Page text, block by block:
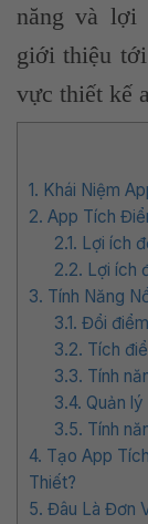
năng và lợi
giới thiệu
vực thiết kế
1. Khái Niệm
2. App Tích
2.1. Lợi ích
2.2. Lợi ích
3. Tính Năng
3.1. Đổi
3.2. Tích
3.3. Tính
3.4. Quản
3.5. Tính
4. Tạo App
Thiết?
5. Đâu Là Đơn